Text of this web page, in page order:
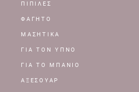
ΠΙΠΙΛΕΣ
ΦΑΓΗΤΟ
ΜΑΣΗΤΙΚΑ
ΓΙΑ ΤΟΝ ΥΠΝΟ
ΓΙΑ ΤΟ ΜΠΑΝΙΟ
ΑΞΕΣΟΥΑΡ